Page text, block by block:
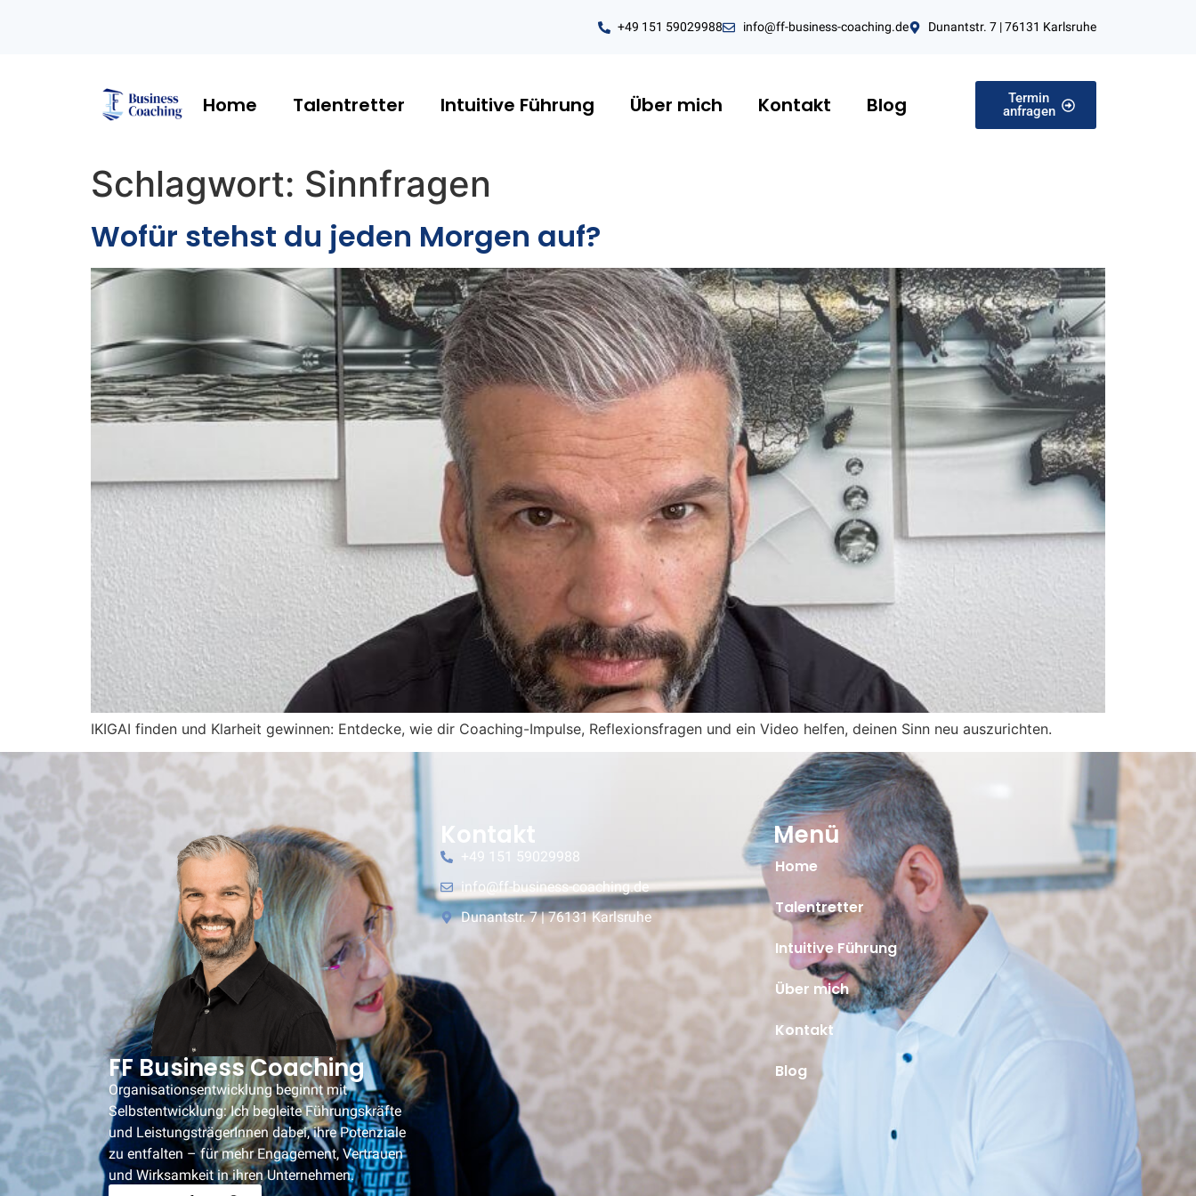
+49 151 59029988 info@ff-business-coaching.de Dunantstr. 7 | 76131 Karlsruhe
Home Talentretter Intuitive Führung Über mich Kontakt Blog
Termin
anfragen
Schlagwort: Sinnfragen
Wofür stehst du jeden Morgen auf?
IKIGAI finden und Klarheit gewinnen: Entdecke, wie dir Coaching-Impulse, Reflexionsfragen und ein Video helfen, deinen Sinn neu auszurichten.
FF Business Coaching
Organisationsentwicklung beginnt mit
Selbstentwicklung: Ich begleite Führungskräfte
und LeistungsträgerInnen dabei, ihre Potenziale
zu entfalten – für mehr Engagement, Vertrauen
und Wirksamkeit in ihren Unternehmen.
Kontakt
+49 151 59029988
info@ff-business-coaching.de
Dunantstr. 7 | 76131 Karlsruhe
Menü
Home
Talentretter
Intuitive Führung
Über mich
Kontakt
Blog